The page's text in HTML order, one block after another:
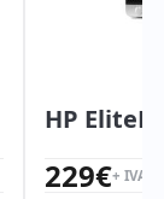
HP
229€+ IVA